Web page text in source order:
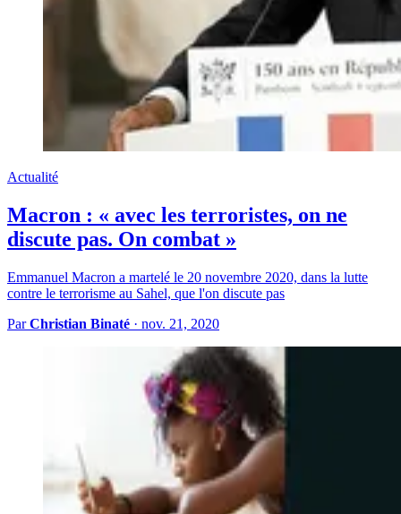
Actualité
Macron : « avec les terroristes, on ne
discute pas. On combat »
Emmanuel Macron a martelé le 20 novembre 2020, dans la lutte
contre le terrorisme au Sahel, que l'on discute pas
ParChristian Binaté · nov. 21, 2020